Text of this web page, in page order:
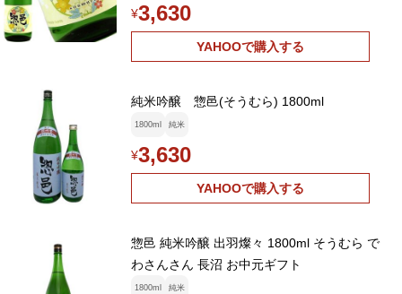
¥3,630
YAHOOで購入する
純米吟醸 惣邑(そうむら) 1800ml
1800ml 純米
¥3,630
YAHOOで購入する
惣邑 純米吟醸 出羽燦々 1800ml そうむら で
わさんさん 長沼 お中元ギフト
1800ml 純米